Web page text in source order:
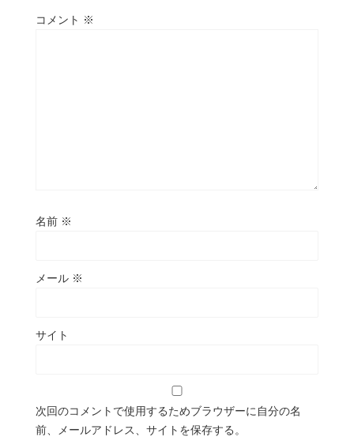
コメント ※
名前 ※
メール ※
サイト
次回のコメントで使用するためブラウザーに自分の名
前、メールアドレス、サイトを保存する。